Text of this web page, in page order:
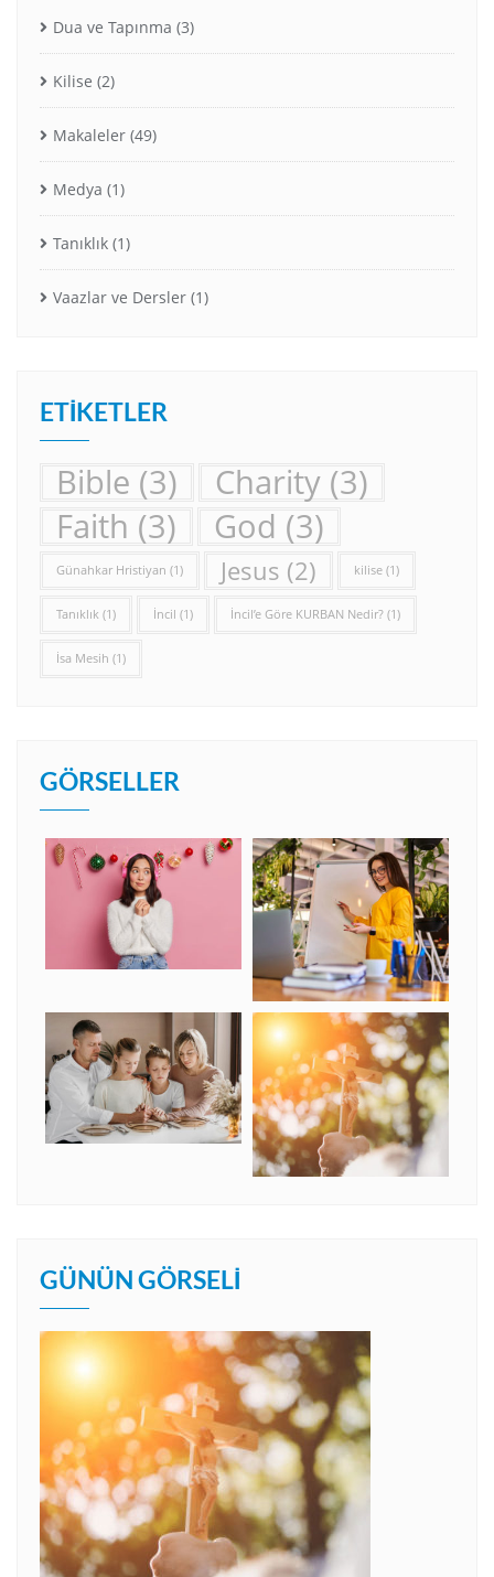
Dua ve Tapınma (3)
Kilise (2)
Makaleler (49)
Medya (1)
Tanıklık (1)
Vaazlar ve Dersler (1)
ETIKETLER
Bible (3) Charity (3)
Faith (3) God (3)
Günahkar Hristiyan (1) Jesus (2) kilise (1)
Tanıklık (1) İncil (1) İncil’e Göre KURBAN Nedir? (1)
İsa Mesih (1)
GÖRSELLER
GÜNÜN GÖRSELI